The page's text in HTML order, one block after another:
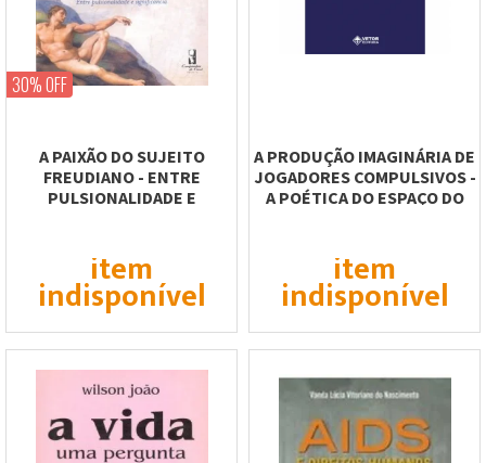
30% OFF
A PAIXÃO DO SUJEITO
FREUDIANO - ENTRE
PULSIONALIDADE E
item
indisponível
A PRODUÇÃO IMAGINÁRIA DE
JOGADORES COMPULSIVOS -
A POÉTICA DO ESPAÇO DO
item
indisponível